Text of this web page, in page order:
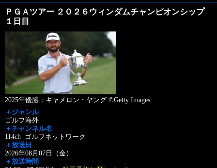
ＰＧＡツアー ２０２６ウィンダムチャンピオンシップ
１日目
2025年優勝：キャメロン・ヤング ©Getty Images
＋ジャンル
ゴルフ海外
＋チャンネル名
114ch ゴルフネットワーク
＋放送日
2026年08月07日（金）
＋放送時間